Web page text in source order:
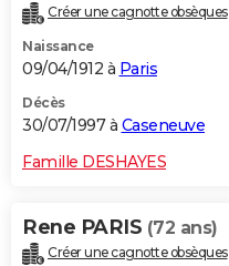
Créer une cagnotte obsèques
Naissance
09/04/1912 à Paris
Décès
30/07/1997 à Caseneuve
Famille DESHAYES
Rene PARIS (72 ans)
Créer une cagnotte obsèques